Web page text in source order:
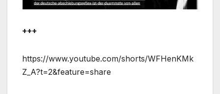
+++
https://www.youtube.com/shorts/WFHenKMk
Z_A?t=2&feature=share